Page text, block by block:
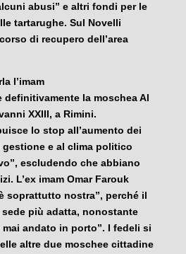
abusi” e altri fondi per le
tartarughe. Sul Novelli
di recupero dell’area
l’imam
definitivamente la moschea Al
XXIII, a Rimini.
lo stop all’aumento dei
e al clima politico
escludendo che abbiano
L’ex imam Omar Farouk
soprattutto nostra”, perché il
più adatta, nonostante
andato in porto”. I fedeli si
altre due moschee cittadine